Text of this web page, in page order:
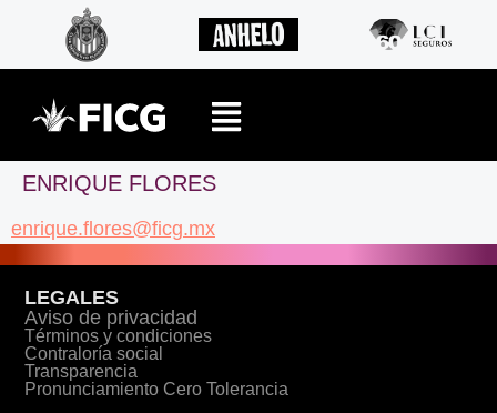
ENRIQUE FLORES
enrique.flores@ficg.mx
LEGALES
Aviso de privacidad
Términos y condiciones
Contraloría social
Transparencia
Pronunciamiento Cero Tolerancia